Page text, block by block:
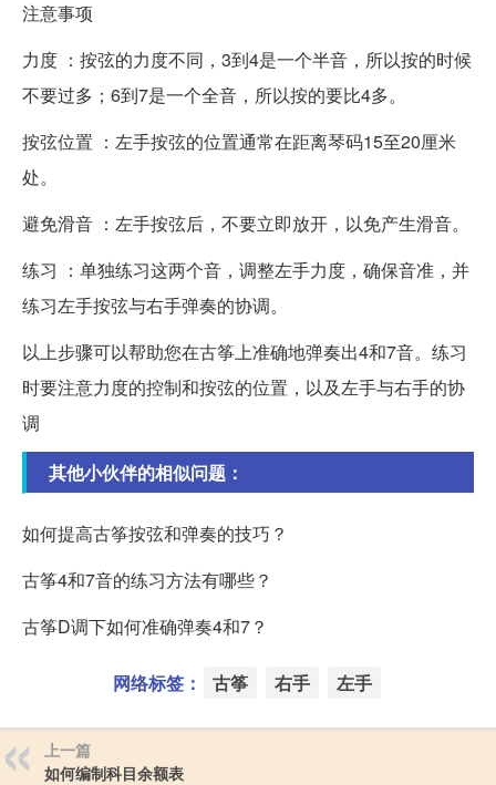
注意事项
力度 ：按弦的力度不同，3到4是一个半音，所以按的时候
不要过多；6到7是一个全音，所以按的要比4多。
按弦位置 ：左手按弦的位置通常在距离琴码15至20厘米
处。
避免滑音 ：左手按弦后，不要立即放开，以免产生滑音。
练习 ：单独练习这两个音，调整左手力度，确保音准，并
练习左手按弦与右手弹奏的协调。
以上步骤可以帮助您在古筝上准确地弹奏出4和7音。练习
时要注意力度的控制和按弦的位置，以及左手与右手的协
调
其他小伙伴的相似问题：
如何提高古筝按弦和弹奏的技巧？
古筝4和7音的练习方法有哪些？
古筝D调下如何准确弹奏4和7？
网络标签： 古筝 右手 左手
上一篇
如何编制科目余额表